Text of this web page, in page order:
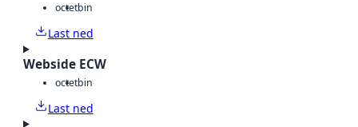
octetbin
Last ned
Webside ECW
octetbin
Last ned